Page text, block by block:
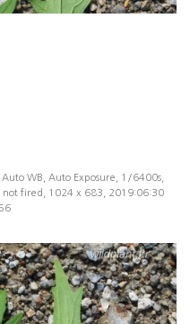
WB, Auto Exposure, 1/6400s,
not fired, 1024 x 683, 2019:06:30